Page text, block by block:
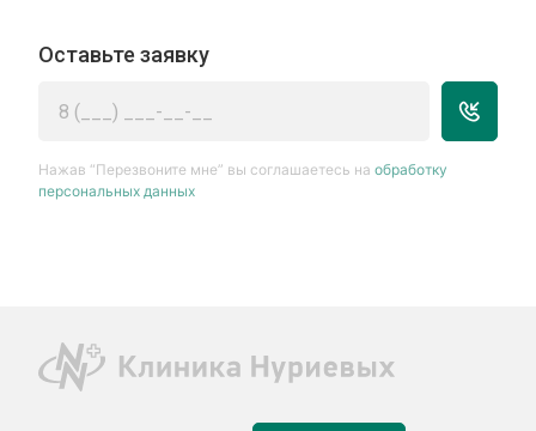
Оставьте заявку
Нажав “Перезвоните мне” вы соглашаетесь наобработку
персональных данных